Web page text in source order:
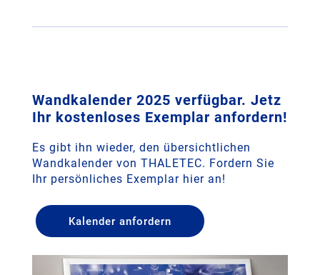
Wandkalender 2025 verfügbar. Jetz
Ihr kostenloses Exemplar anfordern!
Es gibt ihn wieder, den übersichtlichen
Wandkalender von THALETEC. Fordern Sie
Ihr persönliches Exemplar hier an!
Kalender anfordern